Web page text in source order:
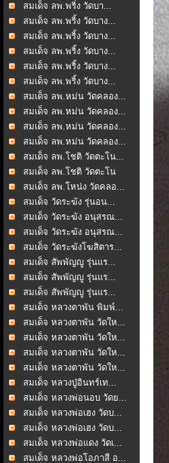
สมเด็จ ลพ.พริ่้ง วัดบา...
สมเด็จ ลพ.พริ้ง วัดบาง...
สมเด็จ ลพ.พริ้ง วัดบาง...
สมเด็จ ลพ.พริ้ง วัดบาง...
สมเด็จ ลพ.พริ้ง วัดบาง...
สมเด็จ ลพ.พริ้ง วัดบาง...
สมเด็จ ลพ.หม่น วัดคลอง...
สมเด็จ ลพ.หม่น วัดคลอง...
สมเด็จ ลพ.หม่น วัดคลอง...
สมเด็จ ลพ.หม่น วัดคลอง...
สมเด็จ ลพ.โชติ วัดตะโน...
สมเด็จ ลพ.โชติ วัดตะโน
สมเด็จ ลพ.โหน่ง วัดคลอ...
สมเด็จ วัดระฆัง รุ่นอน...
สมเด็จ วัดระฆัง อนุสรณ...
สมเด็จ วัดระฆัง อนุสรณ...
สมเด็จ วัดระฆังโฆสิตาร...
สมเด็จ สัพพัญญู รุ่นแร...
สมเด็จ สัพพัญญู รุ่นแร...
สมเด็จ สัพพัญญู รุ่นแร...
สมเด็จ หลวงตาพัน พิมพ์...
สมเด็จ หลวงตาพัน วัดให...
สมเด็จ หลวงตาพัน วัดให...
สมเด็จ หลวงตาพัน วัดให...
สมเด็จ หลวงตาพัน วัดให...
สมเด็จ หลวงปู่อินทร์เท...
สมเด็จ หลวงพ่อนอบ วัดย...
สมเด็จ หลวงพ่อเฮง วัดบ...
สมเด็จ หลวงพ่อเฮง วัดบ...
สมเด็จ หลวงพ่อแดง วัดเ...
สมเด็จ หลวงพ่อโอภาสี อ...